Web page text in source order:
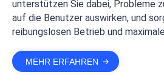
unterstützen Sie dabei, Probleme
auf die Benutzer auswirken, und
reibungslosen Betrieb und
MEHR ERFAHREN